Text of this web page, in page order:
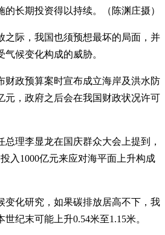
长期投资得以持续。（陈渊庄摄）
之际，我国也须预想最坏的局面，并
候变化构成的威胁。
财政预算案时宣布成立海岸及洪水防
元，政府之后会在我国财政状况许可
总理李显龙在国庆群众大会上提到，
入1000亿元来应对海平面上升构成
变化研究，如果碳排放居高不下，我
纪末可能上升0.54米至1.15米。